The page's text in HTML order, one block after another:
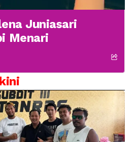
Juniasari
Menari